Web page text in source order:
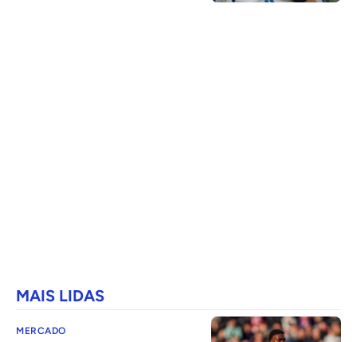
MAIS LIDAS
MERCADO